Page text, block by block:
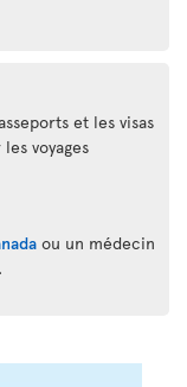
et les visas
voyages
ou un médecin